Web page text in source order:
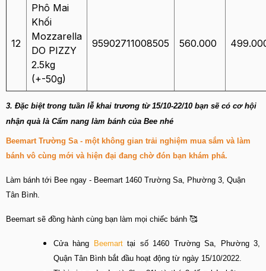
12
Phô Mai
Khối
Mozzarella
DO PIZZY
2.5kg
(+-50g)
95902711008505 560.000
3. Đặc biệt trong tuần lễ khai trương từ 15/10-22/10 bạn sẽ có cơ hội
nhận quà là Cẩm nang làm bánh của Bee nhé
Beemart Trường Sa - một không gian trải nghiệm mua sắm và làm
bánh vô cùng mới và hiện đại đang chờ đón bạn khám phá.
Làm bánh tới Bee ngay - Beemart 1460 Trường Sa, Phường 3, Quận
Tân Bình.
Beemart sẽ đồng hành cùng bạn làm mọi chiếc bánh 🥰
Cửa hàng Beemarttại số 1460 Trường Sa, Phường 3,
Quận Tân Bình bắt đầu hoạt động từ ngày 15/10/2022.